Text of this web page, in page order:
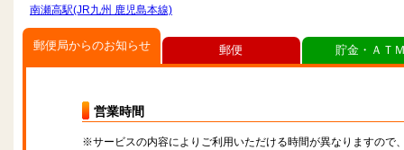
南瀬高駅(JR九州 鹿児島本線)
郵便局からのお知らせ
営業時間
※サービスの内容によりご利用いただける時間が異なりますので
郵便 貯金・ＡＴ